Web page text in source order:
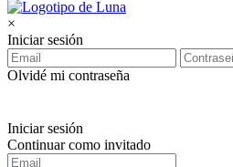
×
Iniciar sesión
Olvidé mi contraseña
Iniciar sesión
Continuar como invitado